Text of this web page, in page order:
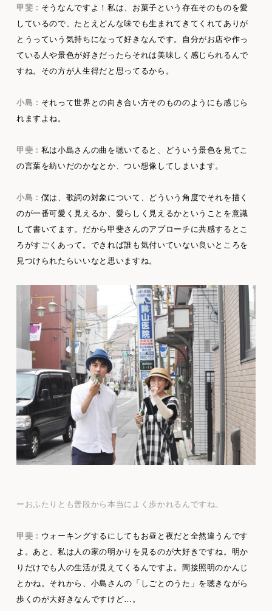
甲斐： そうなんですよ！私は、お菓子という存在そのものを愛
しているので、たとえどんな味でも生まれてきてくれてありが
とうっていう気持ちになって好きなんです。自分がお店や作っ
ている人や景色が好きだったらそれは美味しく感じられるんで
すね。その方が人生得だと思ってるから。
小島： それって世界との向き合い方そのもののようにも感じら
れますよね。
甲斐： 私は小島さんの曲を聴いてると、どういう景色を見てこ
の言葉を紡いだのかなとか、つい想像してしまいます。
小島： 僕は、歌詞の対象について、どういう角度でそれを描く
のが一番可愛く見えるか、愛らしく見えるかということを意識
して書いてます。だから甲斐さんのアプローチに共感するとこ
ろがすごくあって。できれば誰も気付いていない良いところを
見つけられたらいいなと思いますね。
ーおふたりとも普段から本当によく歩かれるんですね。
甲斐： ウォーキングするにしてもお昼と夜だと全然違うんです
よ。あと、私は人の家の明かりを見るのが大好きですね。明か
りだけでも人の生活が見えてくるんですよ。間接照明のかんじ
とかね。それから、小島さんの「しごとのうた」を聴きながら
歩くのが大好きなんですけど…。